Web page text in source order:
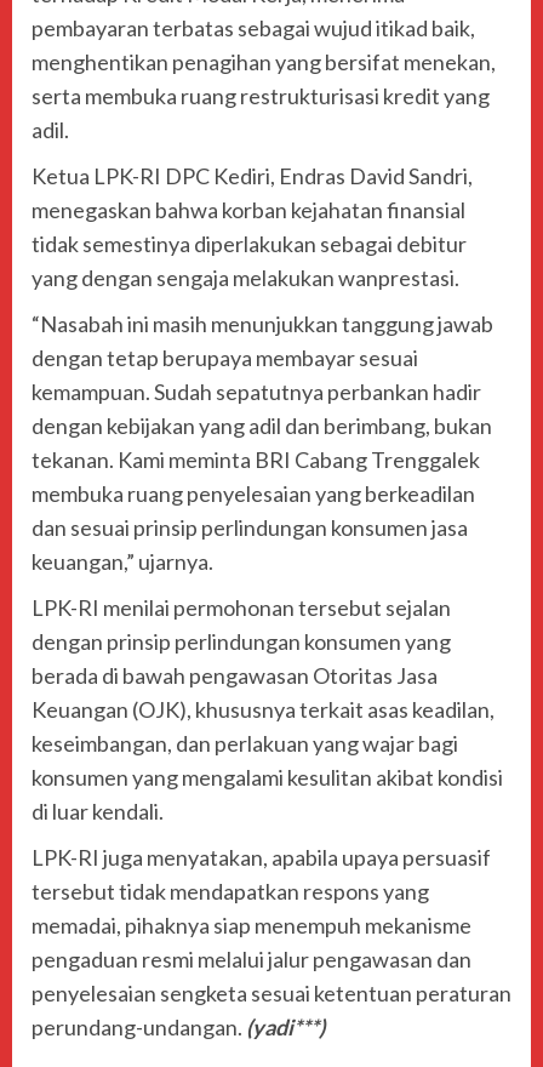
pembayaran terbatas sebagai wujud itikad baik,
menghentikan penagihan yang bersifat menekan,
serta membuka ruang restrukturisasi kredit yang
adil.
Ketua LPK-RI DPC Kediri, Endras David Sandri,
menegaskan bahwa korban kejahatan finansial
tidak semestinya diperlakukan sebagai debitur
yang dengan sengaja melakukan wanprestasi.
“Nasabah ini masih menunjukkan tanggung jawab
dengan tetap berupaya membayar sesuai
kemampuan. Sudah sepatutnya perbankan hadir
dengan kebijakan yang adil dan berimbang, bukan
tekanan. Kami meminta BRI Cabang Trenggalek
membuka ruang penyelesaian yang berkeadilan
dan sesuai prinsip perlindungan konsumen jasa
keuangan,” ujarnya.
LPK-RI menilai permohonan tersebut sejalan
dengan prinsip perlindungan konsumen yang
berada di bawah pengawasan Otoritas Jasa
Keuangan (OJK), khususnya terkait asas keadilan,
keseimbangan, dan perlakuan yang wajar bagi
konsumen yang mengalami kesulitan akibat kondisi
di luar kendali.
LPK-RI juga menyatakan, apabila upaya persuasif
tersebut tidak mendapatkan respons yang
memadai, pihaknya siap menempuh mekanisme
pengaduan resmi melalui jalur pengawasan dan
penyelesaian sengketa sesuai ketentuan peraturan
perundang-undangan. (yadi***)